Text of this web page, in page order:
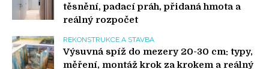
těsnění, padací práh, přidaná hmota a
reálný rozpočet
REKONSTRUKCE A STAVBA
Výsuvná spíž do mezery 20-30 cm: typy,
měření, montáž krok za krokem a reálný